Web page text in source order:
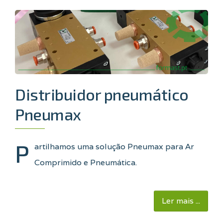
Distribuidor pneumático
Pneumax
P artilhamos uma solução Pneumax para Ar
Comprimido e Pneumática.
Ler mais ...